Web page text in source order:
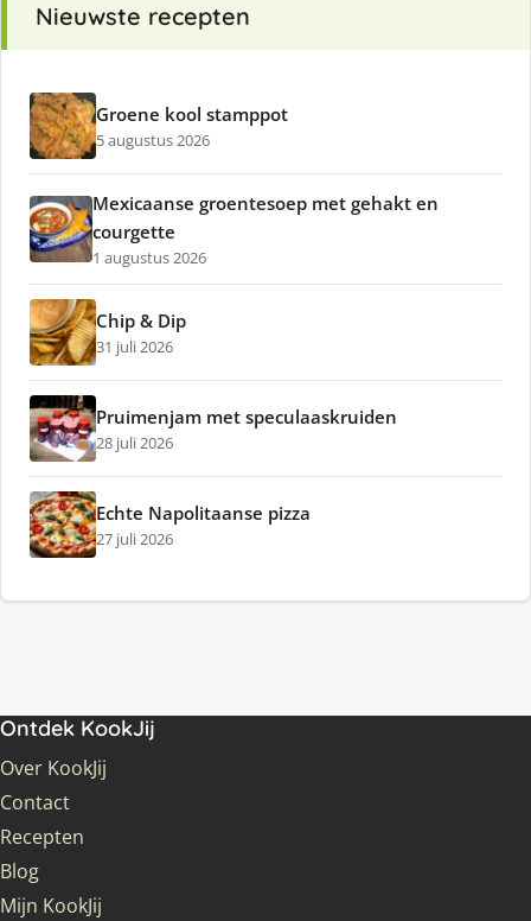
Nieuwste recepten
Groene kool stamppot
5 augustus 2026
Mexicaanse groentesoep met gehakt en
courgette
1 augustus 2026
Chip & Dip
31 juli 2026
Pruimenjam met speculaaskruiden
28 juli 2026
Echte Napolitaanse pizza
27 juli 2026
Ontdek KookJij
Over KookJij
Contact
Recepten
Blog
Mijn KookJij